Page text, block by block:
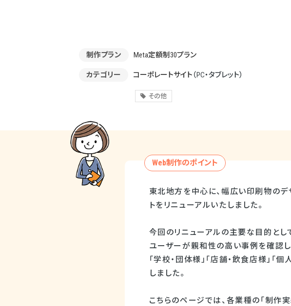
制作プラン Meta定額制30プラン
カテゴリー コーポレートサイト （PC・タブレット）
その他
Web制作のポイント
東北地方を中心に、幅広い印刷物のデ
トをリニューアルいたしました。
今回のリニューアルの主要な目的とし
ユーザーが親和性の高い事例を確認し
「学校・団体様」「店舗・飲食店様」「
しました。
こちらのページでは、各業種の「制作